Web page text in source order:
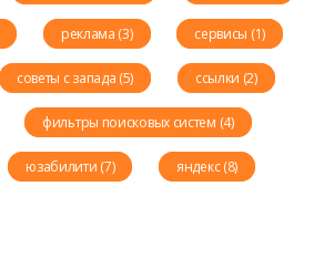
реклама (3) сервисы (1)
советы с запада (5) ссылки (2)
фильтры поисковых систем (4)
юзабилити (7) яндекс (8)